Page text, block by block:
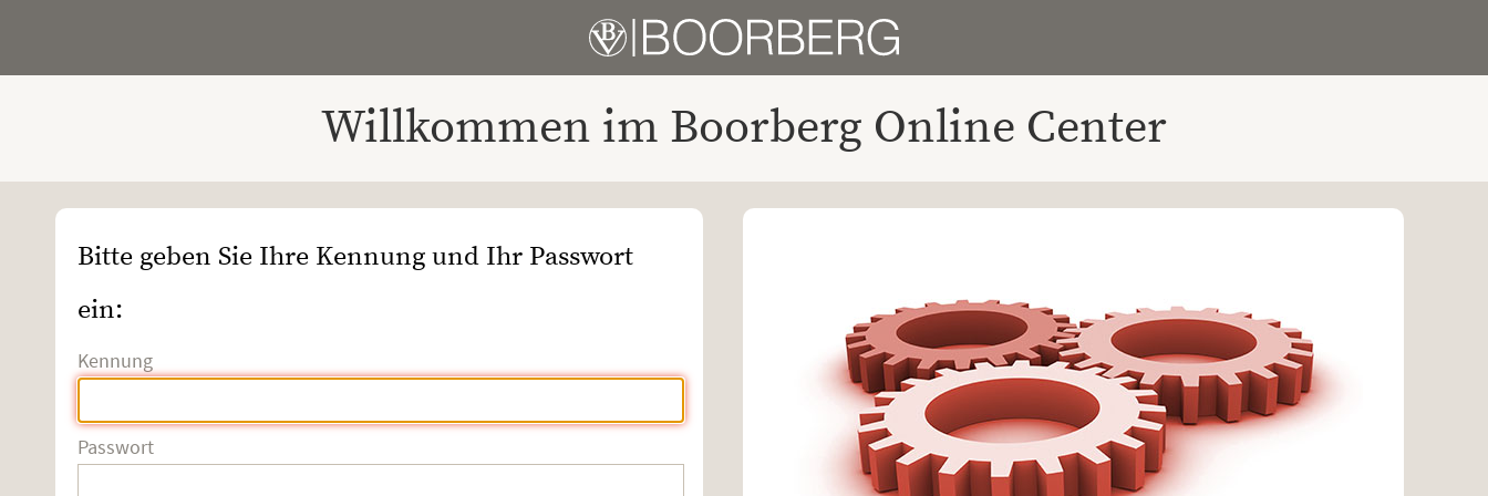
Willkommen im Boorberg Online Center
Bitte geben Sie Ihre Kennung und Ihr Passwort
ein:
Kennung
Passwort